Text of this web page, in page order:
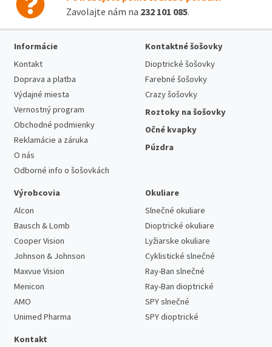
Zavolajte nám na 232 101 085.
Informácie
Kontakt
Doprava a platba
Výdajné miesta
Vernostný program
Obchodné podmienky
Reklamácie a záruka
O nás
Odborné info o šošovkách
Kontaktné šošovky
Dioptrické šošovky
Farebné šošovky
Crazy šošovky
Roztoky na šošovky
Očné kvapky
Púzdra
Výrobcovia
Alcon
Bausch & Lomb
Cooper Vision
Johnson & Johnson
Maxvue Vision
Menicon
AMO
Unimed Pharma
Okuliare
Slnečné okuliare
Dioptrické okuliare
Lyžiarske okuliare
Cyklistické slnečné
Ray-Ban slnečné
Ray-Ban dioptrické
SPY slnečné
SPY dioptrické
Kontakt